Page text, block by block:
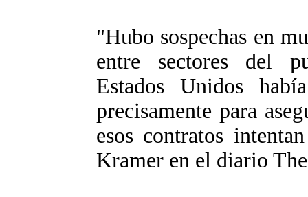
"Hubo sospechas en
entre sectores del
Estados Unidos
precisamente para
esos contratos
Kramer en el diario